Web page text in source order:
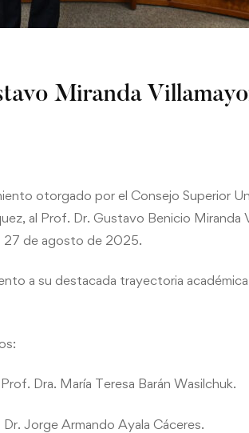
Miranda
otorgado por el Consejo Superior
al Prof. Dr. Gustavo Benicio
27 de agosto de 2025.
a su destacada trayectoria
Dra. María Teresa Barán Wasilchuk.
Jorge Armando Ayala Cáceres.